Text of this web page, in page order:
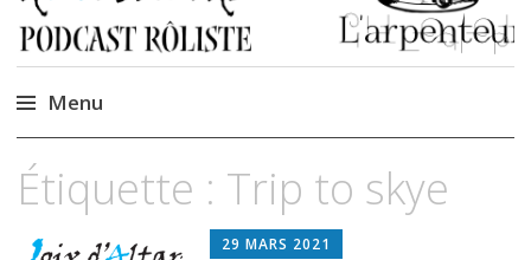
Menu
au
contenu
Étiquette : Trip to skye
29 MARS 2021